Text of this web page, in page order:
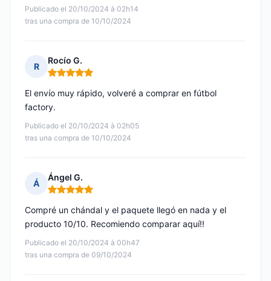
Publicado el 20/10/2024 à 02h14
tras una compra de 10/10/2024
R
Rocío G.
Nota: 5 de 5
Publicado el 20/10/2024 à 02h05
tras una compra de 10/10/2024
El envío muy rápido, volveré a comprar en fútbol
factory.
Á
Ángel G.
Nota: 5 de 5
Publicado el 20/10/2024 à 00h47
tras una compra de 09/10/2024
Compré un chándal y el paquete llegó en nada y el
producto 10/10. Recomiendo comparar aquí!!